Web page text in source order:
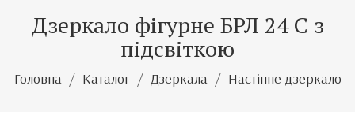
Дзеркало фігурне БРЛ 24 С з
підсвіткою
Головна Каталог Дзеркала Настінне дзеркало